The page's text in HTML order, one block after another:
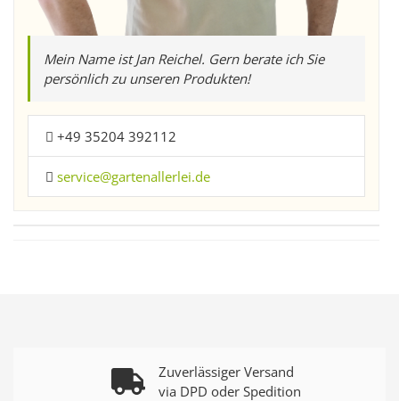
Mein Name ist Jan Reichel. Gern berate ich Sie
persönlich zu unseren Produkten!
+49 35204 392112
service@gartenallerlei.de
Zuverlässiger Versand
via DPD oder Spedition